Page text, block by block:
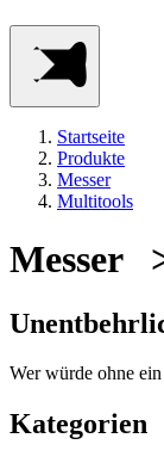
Startseite
Produkte
Messer
Multitools
Messer
Wer würde ohne
Kategorien